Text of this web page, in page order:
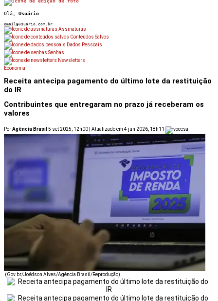
Olá, Usuário
email@usuario.com.br
Assinaturas
Conteúdos Salvos
Dados Pessoais
Senhas
Newsletters
Economia
Receita antecipa pagamento do último lote da restituição
do IR
Contribuintes que entregaram no prazo já receberam os
valores
PorAgência Brasil 5 set 2025, 12h00 | Atualizado em 4 jun 2026, 18h11
(Gov.br/Joédson Alves/Agência Brasil/Reprodução)